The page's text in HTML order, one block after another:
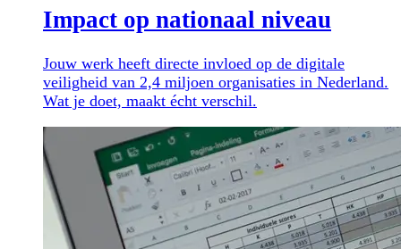
Impact op nationaal niveau
Jouw werk heeft directe invloed op de digitale
veiligheid van 2,4 miljoen organisaties in Nederland.
Wat je doet, maakt écht verschil.